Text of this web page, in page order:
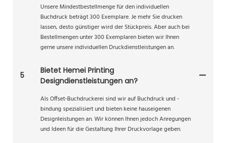
Unsere Mindestbestellmenge für den individuellen
Buchdruck beträgt 300 Exemplare. Je mehr Sie drucken
lassen, desto günstiger wird der Stückpreis. Aber auch bei
Bestellmengen unter 300 Exemplaren bieten wir Ihnen
gerne unsere individuellen Druckdienstleistungen an.
5
Bietet Hemei Printing
Designdienstleistungen an?
Als Offset-Buchdruckerei sind wir auf Buchdruck und -
bindung spezialisiert und bieten keine hauseigenen
Designleistungen an. Wir können Ihnen jedoch Anregungen
und Ideen für die Gestaltung Ihrer Druckvorlage geben.